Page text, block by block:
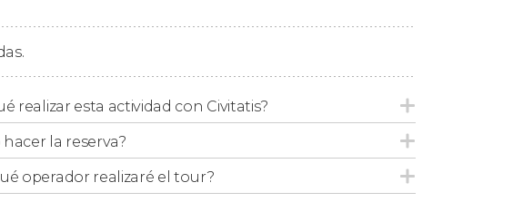
realizar esta actividad con Civitatis?
hacer la reserva?
operador realizaré el tour?